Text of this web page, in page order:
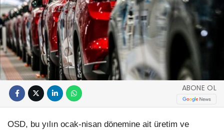
ABONE OL
OSD, bu yılın ocak-nisan dönemine ait üretim ve